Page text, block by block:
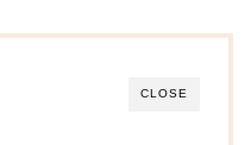
CLOSE